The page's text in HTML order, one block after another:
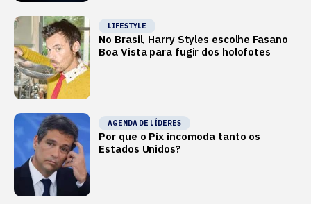
LIFESTYLE
No Brasil, Harry Styles escolhe Fasano
Boa Vista para fugir dos holofotes
AGENDA DE LÍDERES
Por que o Pix incomoda tanto os
Estados Unidos?